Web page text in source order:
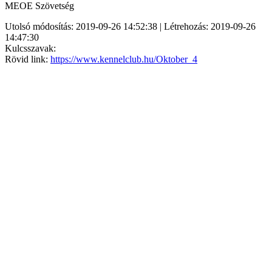
MEOE Szövetség
Utolsó módosítás: 2019-09-26 14:52:38 | Létrehozás: 2019-09-26
14:47:30
Kulcsszavak:
Rövid link: https://www.kennelclub.hu/Oktober_4